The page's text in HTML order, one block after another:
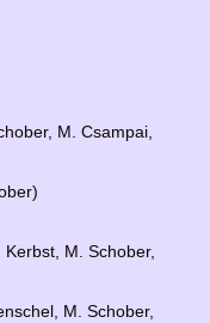
M. Csampai,
Kerbst, M. Schober,
M. Schober,